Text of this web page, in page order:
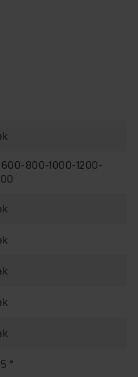
800-1000-1200-
°